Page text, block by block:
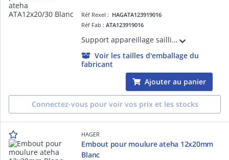
Réf Rexel : HAGATA123919016
Réf Fab :ATA123919016
Support appareillage saillie ateha pour ATA12x20/30 Pure
Voir les tailles d'emballage du
fabricant
Ajouter au panier
Connectez-vous pour voir vos prix et les stocks
HAGER
Embout pour moulure ateha 12x20mm
Blanc